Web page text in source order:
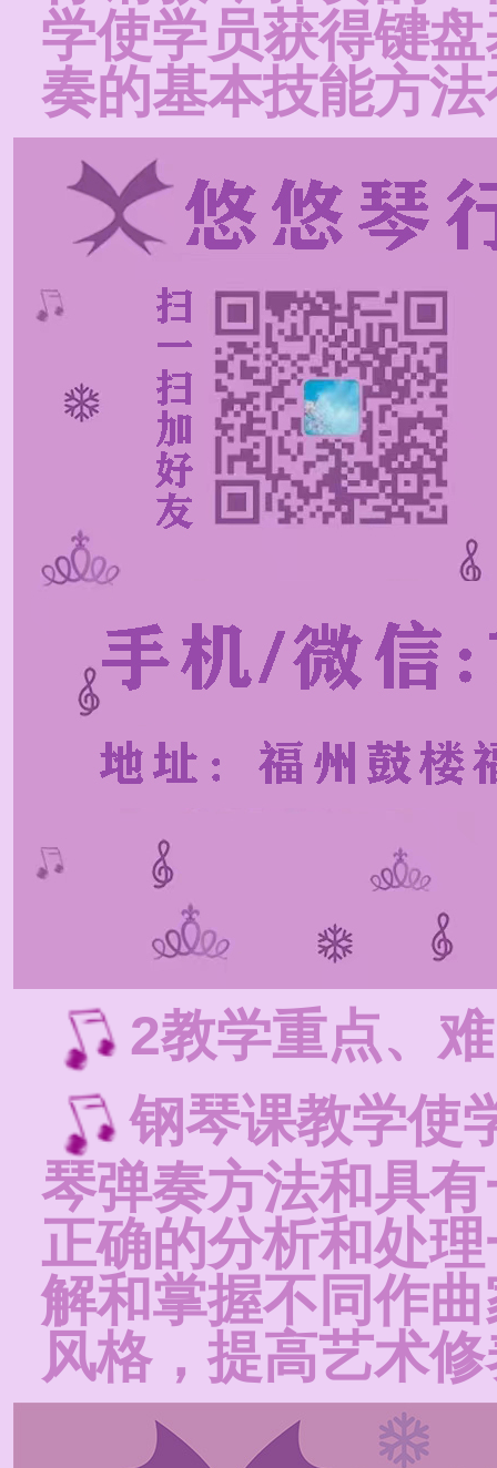
学使学员获得键
奏的基本技能方
2教学重点、
钢琴课教学使
琴弹奏方法和具
正确的分析和处
解和掌握不同作
风格，提高艺术